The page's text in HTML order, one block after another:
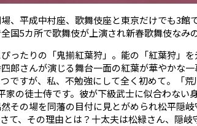
、平成中村座、歌舞伎座と東京だけでも3館
国5カ所で歌舞伎が上演され新春歌舞伎なみ
ったりの「鬼揃紅葉狩」。能の「紅葉狩」
郎さんが演じる舞台一面の紅葉が華やかな
ですが、私、不勉強にして全く初めて。「
家の徒士侍です。彼が下級武士に似合わない
その場を同藩の目付に見とがめられ松平隠
て、その理由とは？十太夫は松緑さん、隠岐